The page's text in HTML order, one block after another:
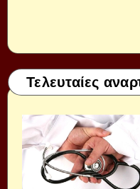
Τελευταίες